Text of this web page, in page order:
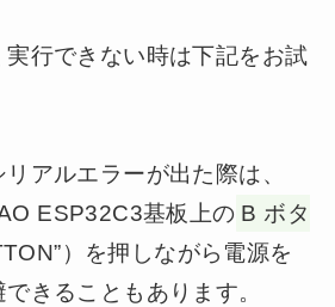
実行できない時は下記をお試
アルエラーが出た際は、
ESP32C3基板上の B ボタ
）を押しながら電源を
きることもあります。